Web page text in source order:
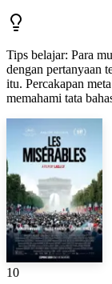
Tips belajar: Para
dengan pertanyaan
itu. Percakapan
memahami tata
10